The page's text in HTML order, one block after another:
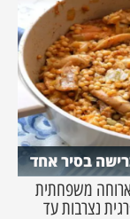
בסיר אחד
משפחתית
נצרבות עד